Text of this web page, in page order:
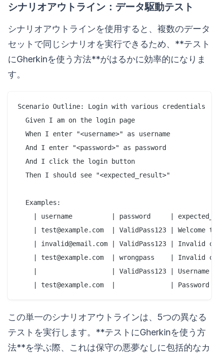
シナリオアウトライン：データ駆動テスト
シナリオアウトラインを使用すると、複数のデータ
セットで同じシナリオを実行できるため、**テスト
にGherkinを使う方法**がはるかに効率的になりま
す。
Scenario Outline: Login with various credentials
  Given I am on the login page
  When I enter "<username>" as username
  And I enter "<password>" as password
  And I click the login button
  Then I should see "<expected_result>"
  Examples:
| username          | password     |
| test@example.com  | ValidPass123 | Welcome
| invalid@email.com | ValidPass123 | Invalid
| test@example.com  | wrongpass    | Invalid
|                   | ValidPass123 | Username
この単一のシナリオアウトラインは、5つの異なる
テストを実行します。**テストにGherkinを使う方
法**を学ぶ際、これは保守の悪夢なしに包括的なカ